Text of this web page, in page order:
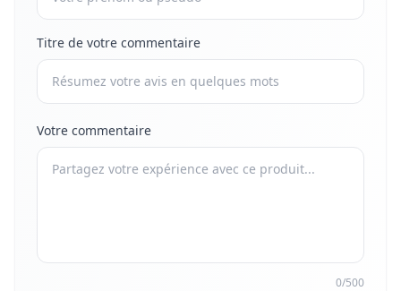
Titre de votre commentaire
Votre commentaire
0/500